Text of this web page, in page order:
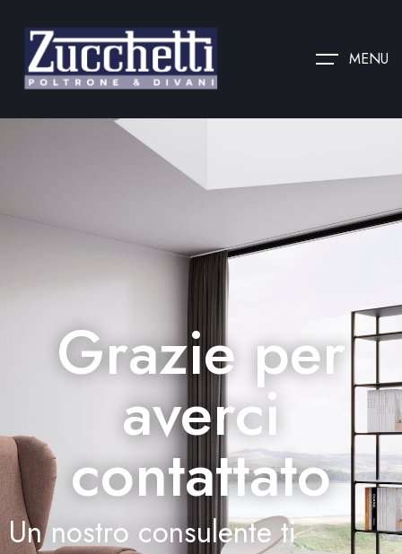
MENU
Grazie per
averci
contattato
Un nostro consulente ti